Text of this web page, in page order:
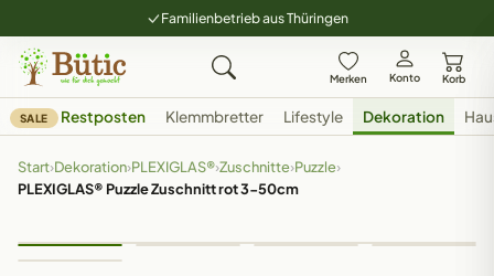
Familienbetrieb aus Thüringen
Merken Konto Korb
SALE Restposten Klemmbretter Lifestyle Dekoration
Start›Dekoration›PLEXIGLAS®›Zuschnitte›Puzzle›
PLEXIGLAS® Puzzle Zuschnitt rot 3-50cm